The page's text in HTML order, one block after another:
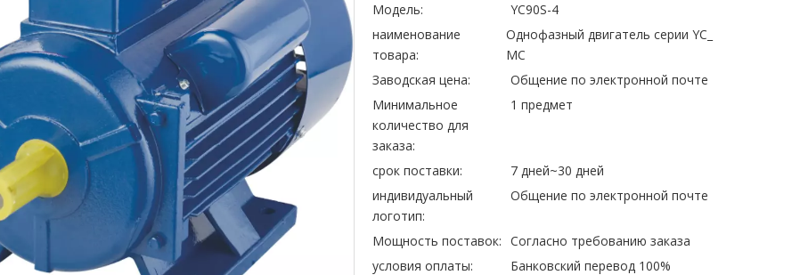
Модель:
YC90S-4
наименование
товара:
Однофазный двигатель серии YC_
MC
Заводская цена:
Общение по электронной почте
Минимальное
количество для
заказа:
1 предмет
срок поставки:
7 дней~30 дней
индивидуальный
логотип:
Общение по электронной почте
Мощность поставок: Согласно требованию заказа
условия оплаты:
Банковский перевод 100%